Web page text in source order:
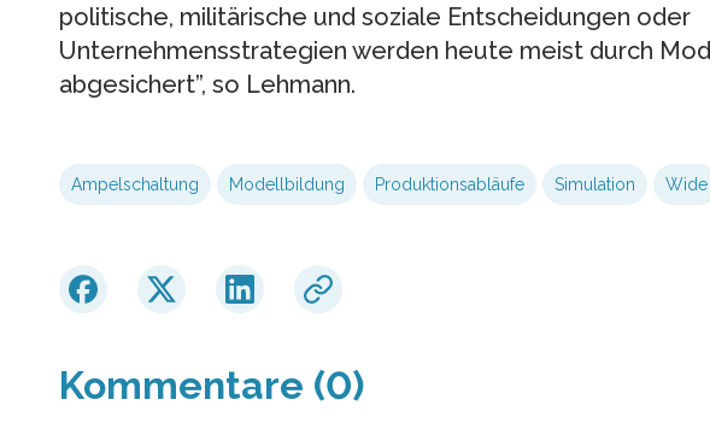
politische, militärische und soziale Entscheidungen oder
Unternehmensstrategien werden heute meist durch
abgesichert”, so Lehmann.
Ampelschaltung Modellbildung Produktionsabläufe Simulation Wide
Kommentare (0)